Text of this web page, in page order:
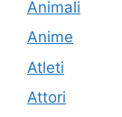
Animali
Anime
Atleti
Attori